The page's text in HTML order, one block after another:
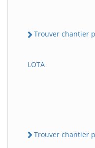
Trouver chantier
LOTA
Trouver chantier